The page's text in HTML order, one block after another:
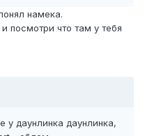
намека.
посмотри что там у тебя
у даунлинка даунлинка,